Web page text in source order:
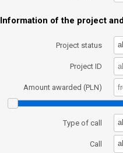
Information of the project
Project status all
Project ID
Amount awarded (PLN)
Type of call all
Call all